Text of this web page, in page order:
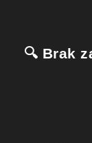
🔍 Brak